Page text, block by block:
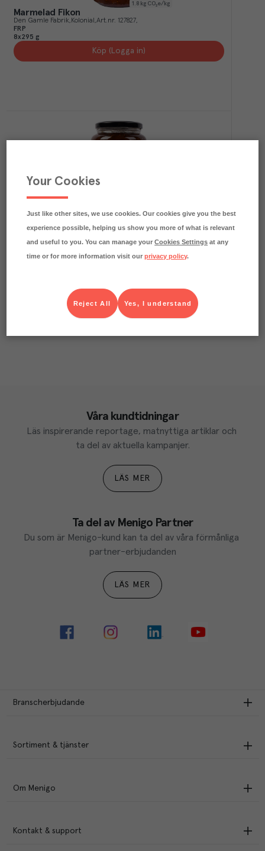
1.8 kg CO₂e/kg
Marmelad Fikon
Den Gamle Fabrik Kolonial Art.nr. 127827
FRP
8x295 g
Köp (Logga in)
Werners Gourmetservice Kolonial Art.nr. 127935
6x950 g
Köp (Logga in)
Våra kundtidningar
Läs inspirerande reportage, matnyttiga artiklar och
ta del av aktuella kampanjer.
LÄS MER
Ta del av Menigo Partner
Du som är Menigo-kund kan ta del av våra förmånliga
partner-erbjudanden
LÄS MER
Branscherbjudande
Sortiment & tjänster
Om Menigo
Kontakt & support
Your Cookies
Just like other sites, we use cookies. Our cookies give you the best
experience possible, helping us show you more of what is relevant
and useful to you. You can manage yourCookies Settings at any
time or for more information visit ourprivacy policy.
Yes, I understand
Reject All